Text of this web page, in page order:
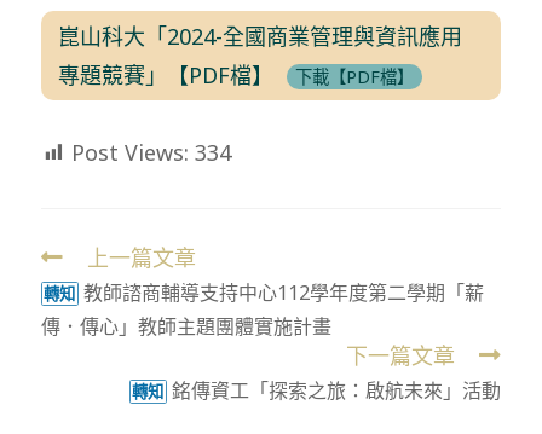
崑山科大「2024-全國商業管理與資訊應用
專題競賽」【PDF檔】
下載【PDF檔】
Post Views: 334
Read
more
articles
上一篇文章
轉知 教師諮商輔導支持中心112學年度第二學期「薪
傳．傳心」教師主題團體實施計畫
下一篇文章
轉知 銘傳資工「探索之旅：啟航未來」活動